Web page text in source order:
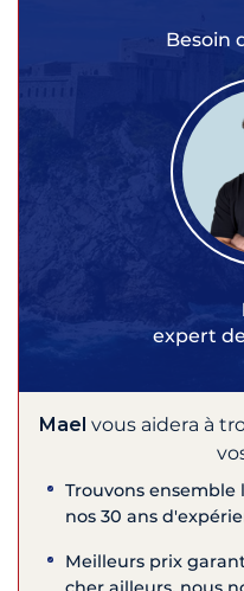
Besoin
expert
Mael vous aidera à
Trouvons ensemble
nos 30 ans
Meilleurs prix